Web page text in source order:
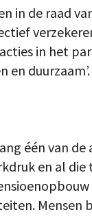
in de raad
in het
en
één van
en al